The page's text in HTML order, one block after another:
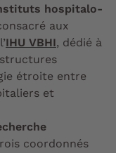
hospitalo-
aux
IHU VBHI, dédié à
étroite entre
et
coordonnés